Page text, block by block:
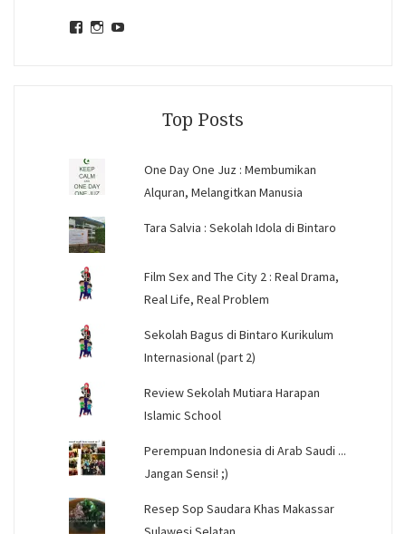
ViewView
Top Posts
One Day One Juz : Membumikan
Alquran, Melangitkan Manusia
Tara Salvia : Sekolah Idola di Bintaro
Film Sex and The City 2 : Real Drama,
Real Life, Real Problem
Sekolah Bagus di Bintaro Kurikulum
Internasional (part 2)
Review Sekolah Mutiara Harapan
Islamic School
Perempuan Indonesia di Arab Saudi ...
Jangan Sensi! ;)
Resep Sop Saudara Khas Makassar